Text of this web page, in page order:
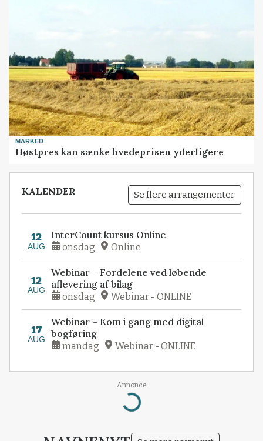
MARKED
Høstpres kan sænke hvedeprisen yderligere
KALENDER Se flere arrangementer
12
AUG
InterCount kursus Online
onsdag Online
12
AUG
Webinar – Fordelene ved løbende
aflevering af bilag
onsdag Webinar - ONLINE
17
AUG
Webinar – Kom i gang med digital
bogføring
mandag Webinar - ONLINE
Annonce
Loading...